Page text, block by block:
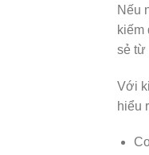
Nếu
kiếm
sẻ từ
Với
hiểu